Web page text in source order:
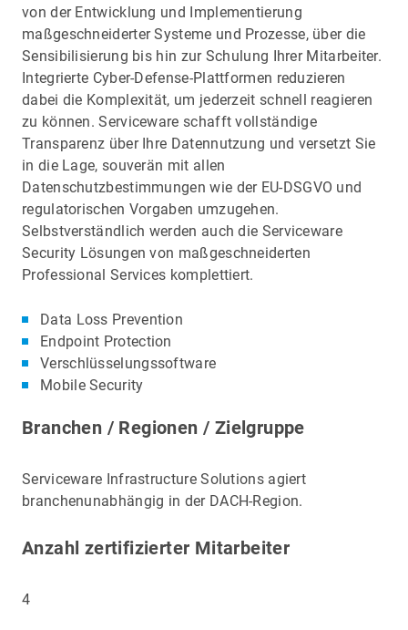
von der Entwicklung und Implementierung
maßgeschneiderter Systeme und Prozesse, über die
Sensibilisierung bis hin zur Schulung Ihrer Mitarbeiter.
Integrierte Cyber-Defense-Plattformen reduzieren
dabei die Komplexität, um jederzeit schnell reagieren
zu können. Serviceware schafft vollständige
Transparenz über Ihre Datennutzung und versetzt Sie
in die Lage, souverän mit allen
Datenschutzbestimmungen wie der EU-DSGVO und
regulatorischen Vorgaben umzugehen.
Selbstverständlich werden auch die Serviceware
Security Lösungen von maßgeschneiderten
Professional Services komplettiert.
Data Loss Prevention
Endpoint Protection
Verschlüsselungssoftware
Mobile Security
Branchen / Regionen / Zielgruppe
Serviceware Infrastructure Solutions agiert
branchenunabhängig in der DACH-Region.
Anzahl zertifizierter Mitarbeiter
4